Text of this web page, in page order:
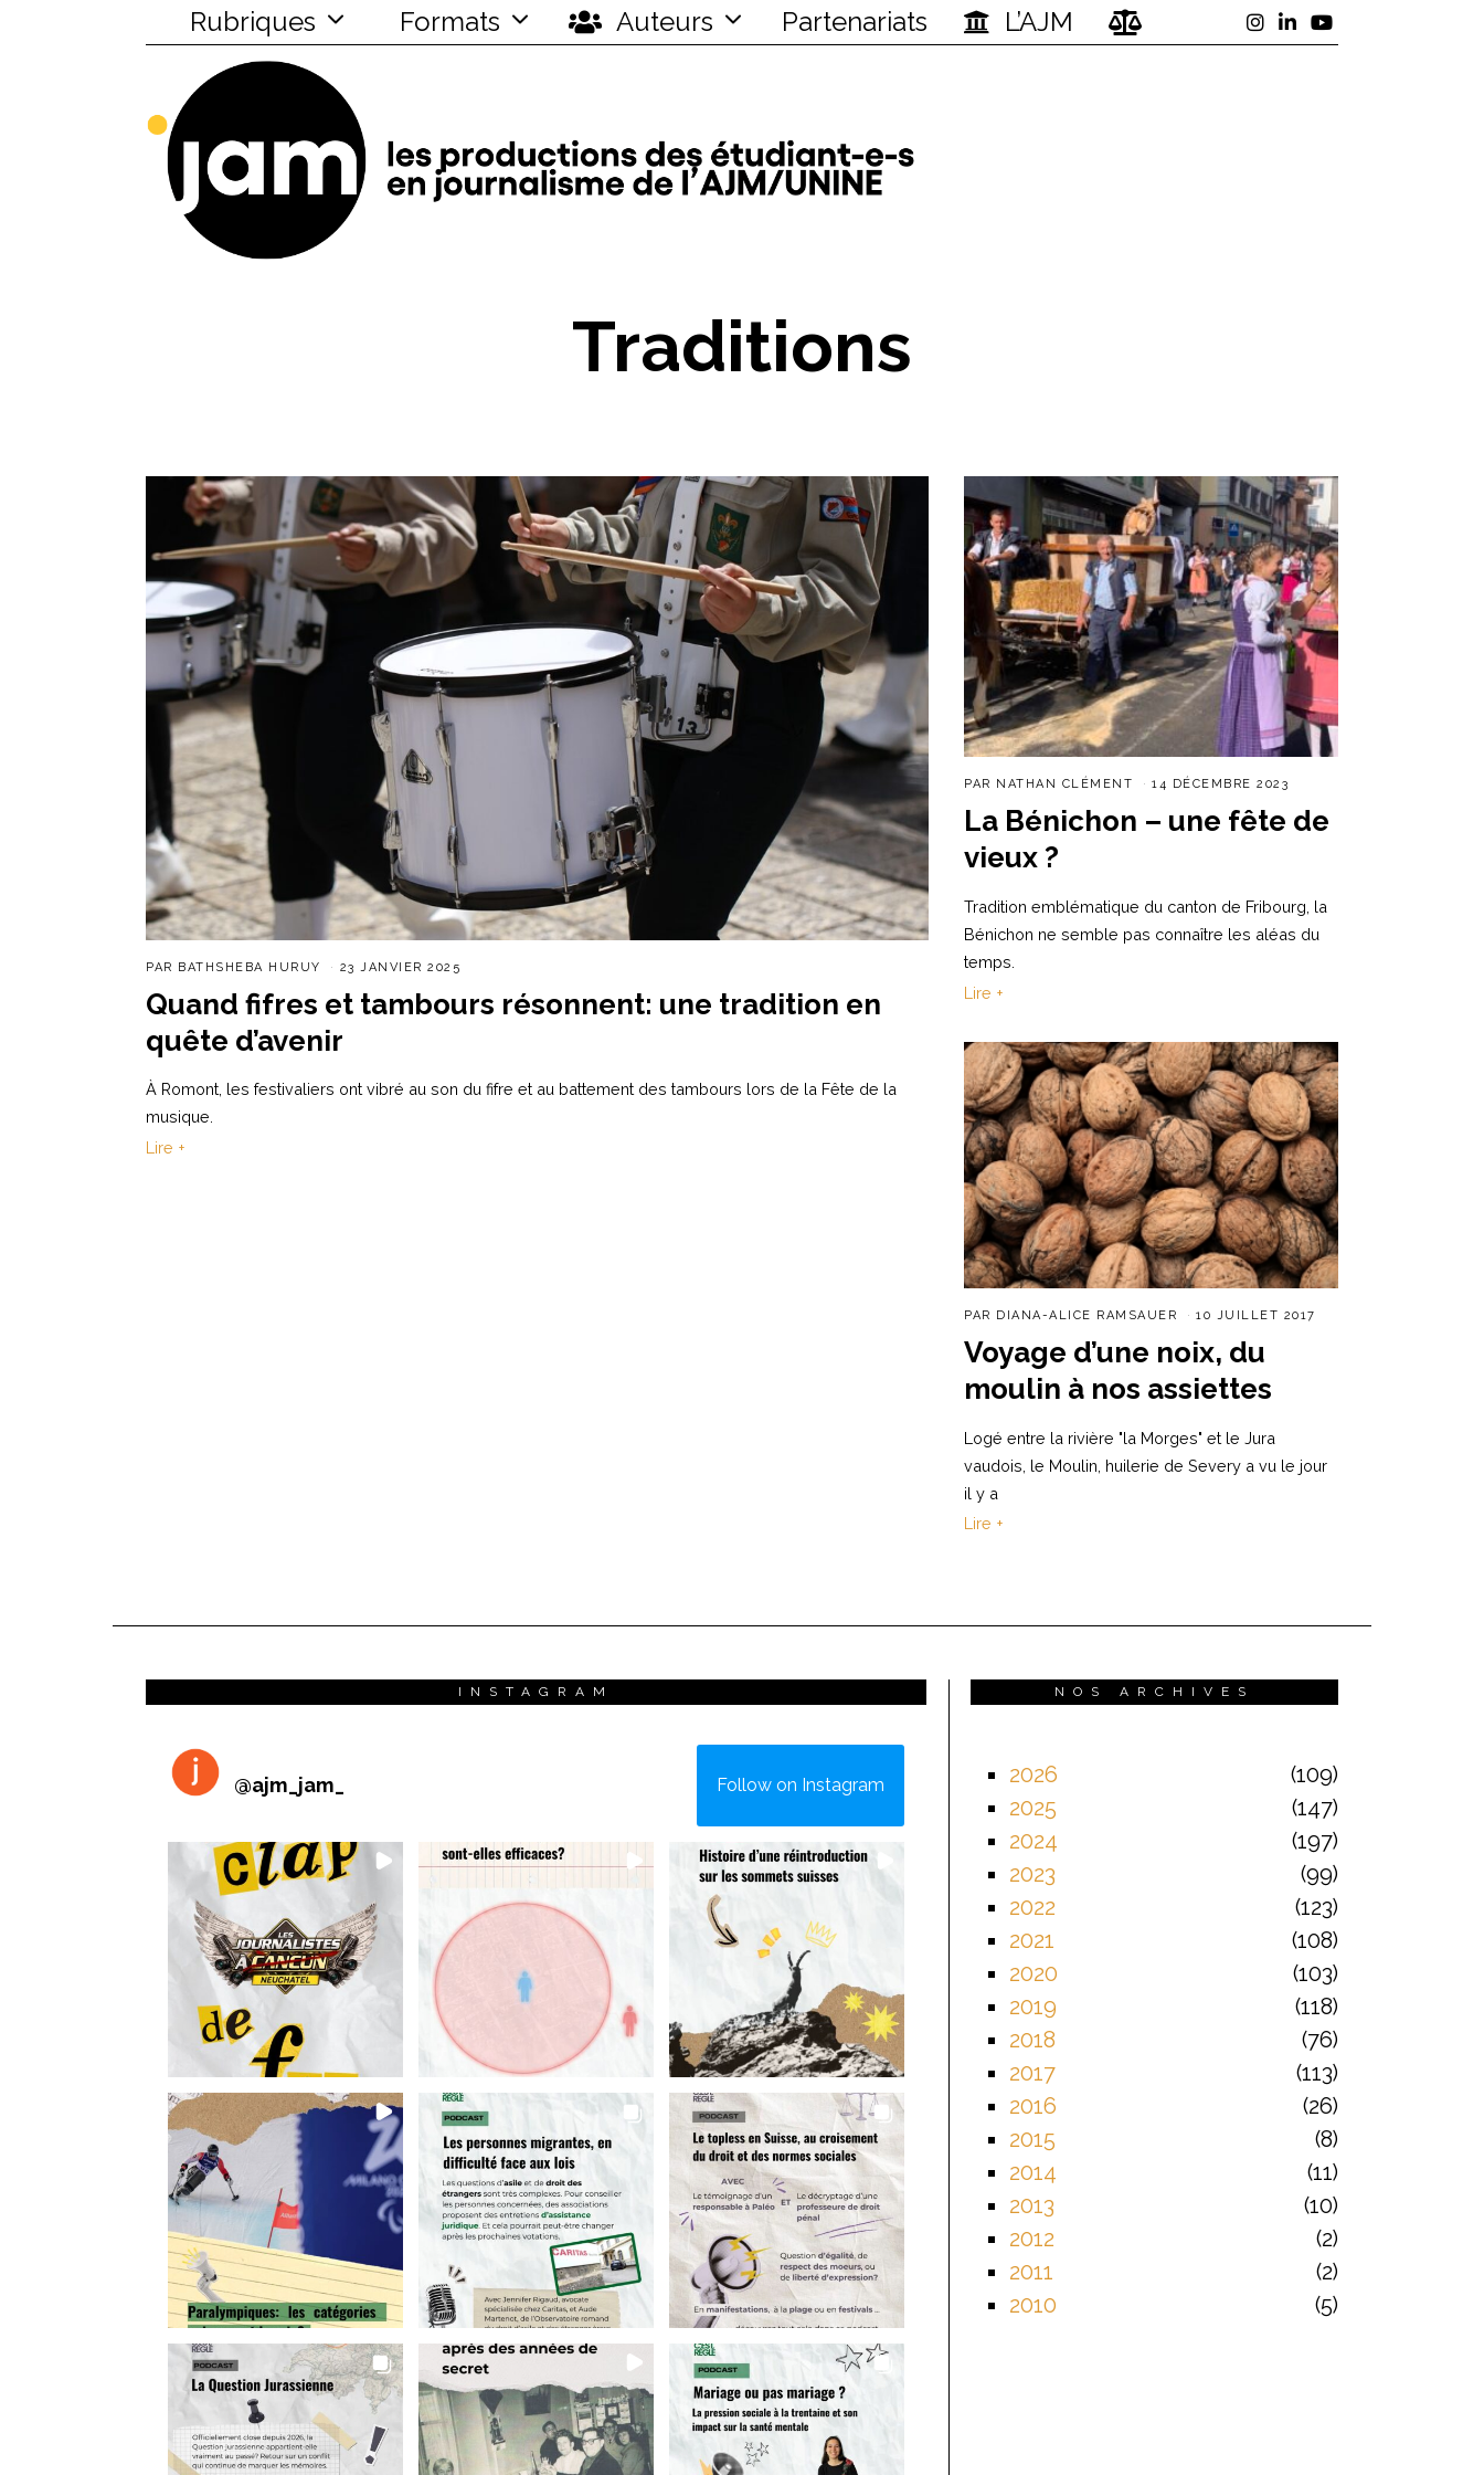
Rubriques Formats Auteurs Partenariats L’AJM
Traditions
PAR BATHSHEBA HURUY 23 JANVIER 2025
Quand fifres et tambours résonnent: une tradition en
quête d’avenir
À Romont, les festivaliers ont vibré au son du fifre et au battement des tambours lors de la Fête de la
musique.
Lire +
PAR NATHAN CLÉMENT 14 DÉCEMBRE 2023
La Bénichon – une fête de
vieux ?
Tradition emblématique du canton de Fribourg, la
Bénichon ne semble pas connaître les aléas du
temps.
Lire +
PAR DIANA-ALICE RAMSAUER 10 JUILLET 2017
Voyage d’une noix, du
moulin à nos assiettes
Logé entre la rivière "la Morges" et le Jura
vaudois, le Moulin, huilerie de Severy a vu le jour
il y a
Lire +
INSTAGRAM
@ajm_jam_ Follow on Instagram
NOS ARCHIVES
2026
109
2025
147
2024
197
2023
99
2022
123
2021
108
2020
103
2019
118
2018
76
2017
113
2016
26
2015
8
2014
11
2013
10
2012
2
2011
2
2010
5